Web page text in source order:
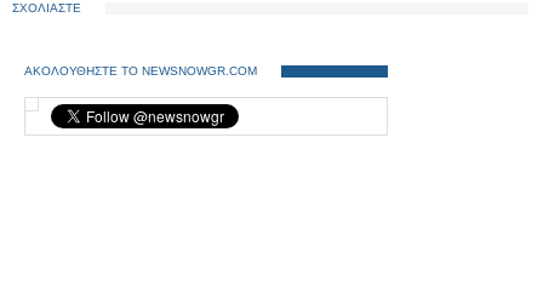
ΣΧΟΛΙΑΣΤΕ
ΑΚΟΛΟΥΘΗΣΤΕ ΤΟ NEWSNOWGR.COM